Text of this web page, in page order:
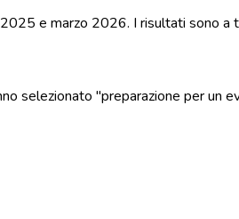
e marzo 2026. I risultati sono a
selezionato "preparazione per un